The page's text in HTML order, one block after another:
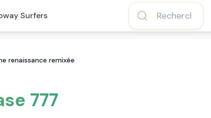
Surfers
renaissance remixée
777